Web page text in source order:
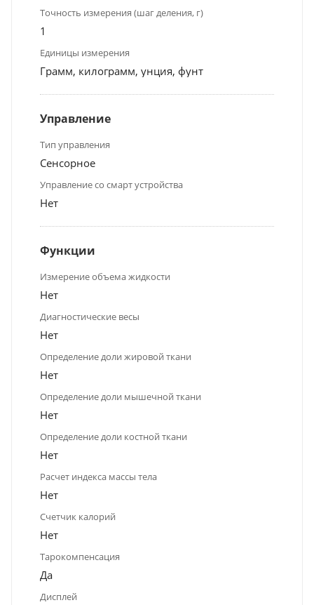
Точность измерения (шаг деления, г)
1
Единицы измерения
Грамм, килограмм, унция, фунт
Управление
Тип управления
Сенсорное
Управление со смарт устройства
Нет
Функции
Измерение объема жидкости
Нет
Диагностические весы
Нет
Определение доли жировой ткани
Нет
Определение доли мышечной ткани
Нет
Определение доли костной ткани
Нет
Расчет индекса массы тела
Нет
Счетчик калорий
Нет
Тарокомпенсация
Да
Дисплей